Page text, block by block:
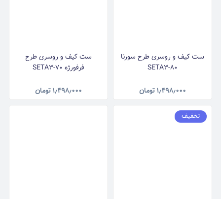
ست کیف و روسری طرح سورنا
SETA3-80
۱٫۴۹۸٫۰۰۰ تومان
ست کیف و روسری طرح
فرفورژه SETA3-70
۱٫۴۹۸٫۰۰۰ تومان
تخفیف